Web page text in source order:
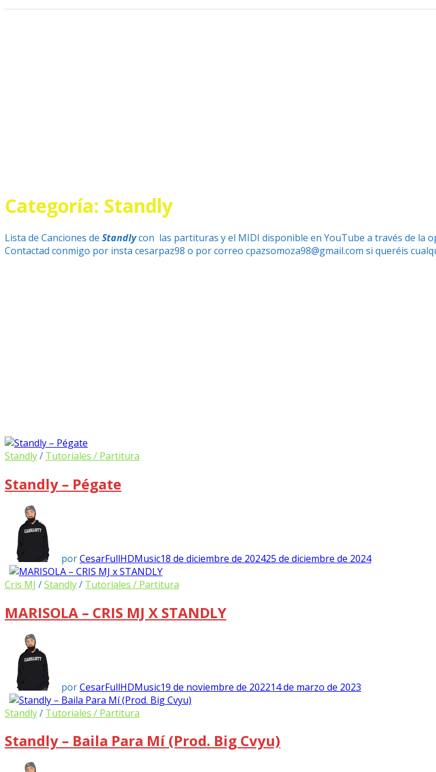
Categoría: Standly
Lista de Canciones de Standlycon las partituras y el MIDI disponible en YouTube a través de la
Contactad conmigo por insta cesarpaz98 o por correo cpazsomoza98@gmail.com si queréis
Standly/ Tutoriales / Partitura
Standly – Pégate
porCesarFullHDMusic18 de diciembre de 202425 de diciembre de 2024
Cris MJ /Standly/ Tutoriales / Partitura
MARISOLA – CRIS MJ X STANDLY
porCesarFullHDMusic19 de noviembre de 202214 de marzo de 2023
Standly/ Tutoriales / Partitura
Standly – Baila Para Mí (Prod. Big Cvyu)